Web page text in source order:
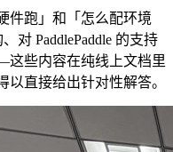
件跑」和「怎么配环境
对 PaddlePaddle 的支持
些内容在纯线上文档里
直接给出针对性解答。